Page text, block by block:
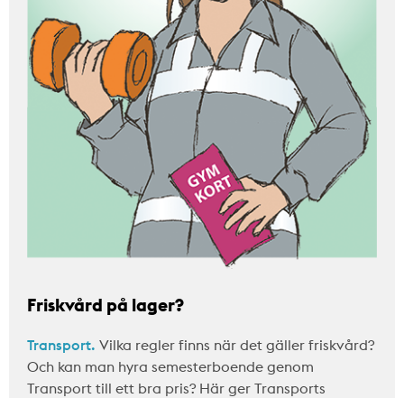
Friskvård på lager?
Transport. Vilka regler finns när det gäller friskvård?
Och kan man hyra semesterboende genom
Transport till ett bra pris? Här ger Transports